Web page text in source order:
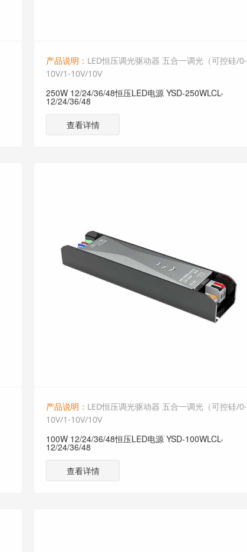
产品说明： LED恒压调光驱动器 五合一调光（可控硅/0-
10V/1-10V/10V
250W 12/24/36/48恒压LED电源 YSD-250WLCL-
12/24/36/48
查看详情
产品说明： LED恒压调光驱动器 五合一调光（可控硅/0-
10V/1-10V/10V
100W 12/24/36/48恒压LED电源 YSD-100WLCL-
12/24/36/48
查看详情